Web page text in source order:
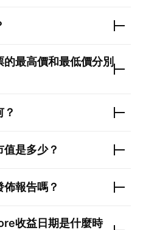
的最高價和最低價分別
？
值是多少？
佈報告嗎？
收益日期是什麼時